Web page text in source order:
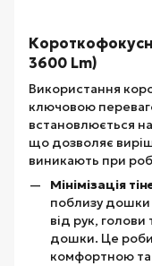
3600 Lm)
Використання
ключовою
встановлюється
що дозволяє
виникають при
Мінімізація
поблизу дошки
від рук,
дошки. Це
комфортною